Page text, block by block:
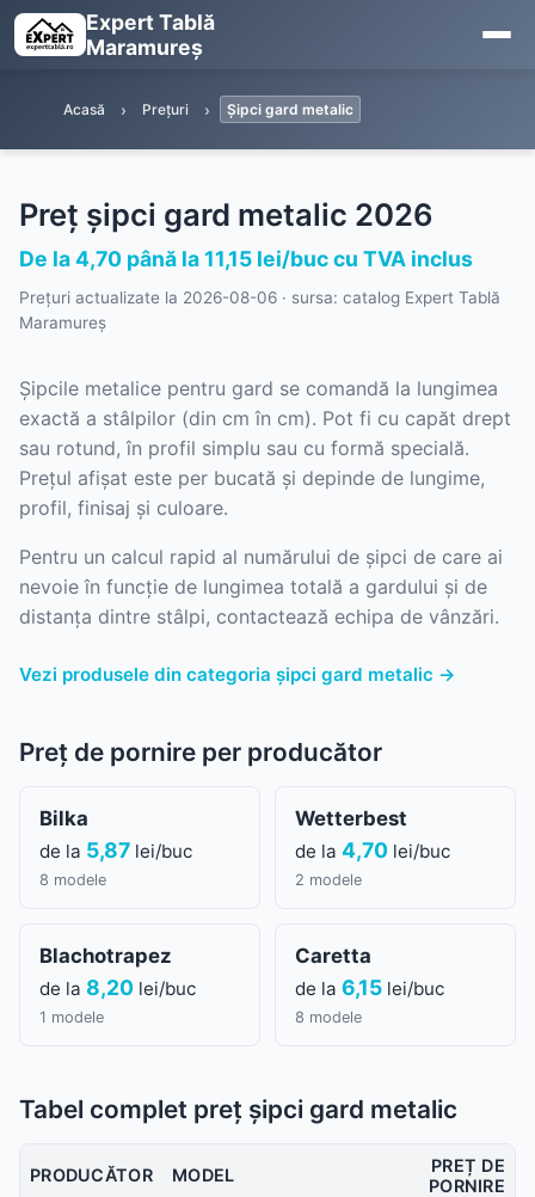
Expert Tablă
Maramureș
Acasă Prețuri Șipci gard metalic
Preț șipci gard metalic 2026
De la 4,70 până la 11,15 lei/buc cu TVA inclus
Prețuri actualizate la 2026-08-06 · sursa: catalog Expert Tablă
Maramureș
Șipcile metalice pentru gard se comandă la lungimea
exactă a stâlpilor (din cm în cm). Pot fi cu capăt drept
sau rotund, în profil simplu sau cu formă specială.
Prețul afișat este per bucată și depinde de lungime,
profil, finisaj și culoare.
Pentru un calcul rapid al numărului de șipci de care ai
nevoie în funcție de lungimea totală a gardului și de
distanța dintre stâlpi, contactează echipa de vânzări.
Vezi produsele din categoria șipci gard metalic →
Preț de pornire per producător
Bilka
de la 5,87 lei/buc
8 modele
Wetterbest
de la 4,70 lei/buc
2 modele
Blachotrapez
de la 8,20 lei/buc
1 modele
Caretta
de la 6,15 lei/buc
8 modele
Tabel complet preț șipci gard metalic
PRODUCĂTOR MODEL
PREȚ DE
PORNIRE